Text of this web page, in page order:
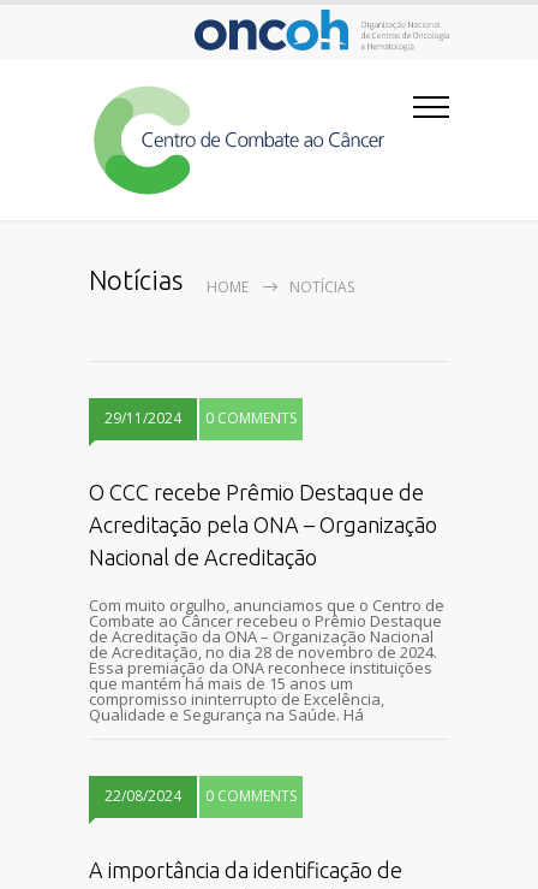
Notícias HOME NOTÍCIAS
29/11/2024 0 COMMENTS
O CCC recebe Prêmio Destaque de
Acreditação pela ONA – Organização
Nacional de Acreditação
Com muito orgulho, anunciamos que o Centro de
Combate ao Câncer recebeu o Prêmio Destaque
de Acreditação da ONA – Organização Nacional
de Acreditação, no dia 28 de novembro de 2024.
Essa premiação da ONA reconhece instituições
que mantém há mais de 15 anos um
compromisso ininterrupto de Excelência,
Qualidade e Segurança na Saúde. Há
22/08/2024 0 COMMENTS
A importância da identificação de